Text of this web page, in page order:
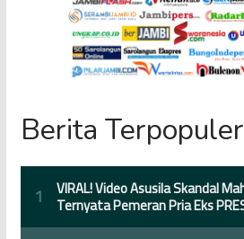
Berita Terpopuler